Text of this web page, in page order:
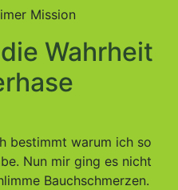
Mission
Wahrheit
bestimmt warum ich so
Nun mir ging es nicht
Bauchschmerzen.